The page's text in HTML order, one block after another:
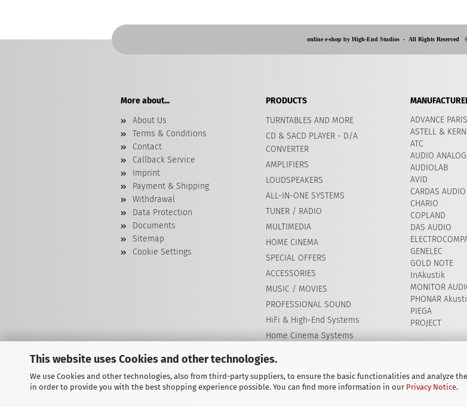
This website uses Cookies and other technologies.
We use Cookies and other technologies, also from third-party suppliers, to ensure the basic functionalities and analyze
in order to provide you with the best shopping experience possible. You can find more information in our Privacy Notice.
online e-shop by High-End Studios - All Rights Reserved
More about...
About Us
Terms & Conditions
Contact
Callback Service
Imprint
Payment & Shipping
Withdrawal
Data Protection
Documents
Sitemap
Cookie Settings
PRODUCTS
TURNTABLES AND MORE
CD & SACD PLAYER - D/A
CONVERTER
AMPLIFIERS
LOUDSPEAKERS
ALL-IN-ONE SYSTEMS
TUNER / RADIO
MULTIMEDIA
HOME CINEMA
SPECIAL OFFERS
ACCESSORIES
MUSIC / MOVIES
PROFESSIONAL SOUND
HiFi & High-End Systems
Home Cinema Systems
ADVANCE PARIS
ASTELL & KERN
ATC
AUDIO
AUDIOLAB
AVID
CARDAS AUDIO
CHARIO
COPLAND
DAS AUDIO
GENELEC
GOLD NOTE
InAkustik
MONITOR
PHONAR
PIEGA
PROJECT
© 2009-2026 Powered by High-End Studios, under the GNU General Public License (V2).